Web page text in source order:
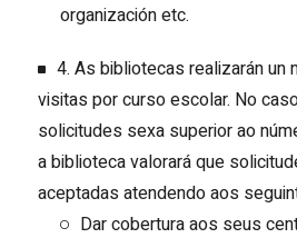
organización etc.
4. As bibliotecas realizarán un
visitas por curso escolar. No
solicitudes sexa superior ao
a biblioteca valorará que
aceptadas atendendo aos
Dar cobertura aos seus